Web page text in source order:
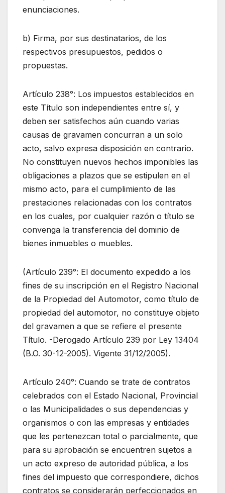
enunciaciones.
b) Firma, por sus destinatarios, de los
respectivos presupuestos, pedidos o
propuestas.
Artículo 238°: Los impuestos establecidos en
este Título son independientes entre sí, y
deben ser satisfechos aún cuando varias
causas de gravamen concurran a un solo
acto, salvo expresa disposición en contrario.
No constituyen nuevos hechos imponibles las
obligaciones a plazos que se estipulen en el
mismo acto, para el cumplimiento de las
prestaciones relacionadas con los contratos
en los cuales, por cualquier razón o título se
convenga la transferencia del dominio de
bienes inmuebles o muebles.
(Artículo 239°: El documento expedido a los
fines de su inscripción en el Registro Nacional
de la Propiedad del Automotor, como título de
propiedad del automotor, no constituye objeto
del gravamen a que se refiere el presente
Título. -Derogado Artículo 239 por Ley 13404
(B.O. 30-12-2005). Vigente 31/12/2005).
Artículo 240°: Cuando se trate de contratos
celebrados con el Estado Nacional, Provincial
o las Municipalidades o sus dependencias y
organismos o con las empresas y entidades
que les pertenezcan total o parcialmente, que
para su aprobación se encuentren sujetos a
un acto expreso de autoridad pública, a los
fines del impuesto que correspondiere, dichos
contratos se considerarán perfeccionados en